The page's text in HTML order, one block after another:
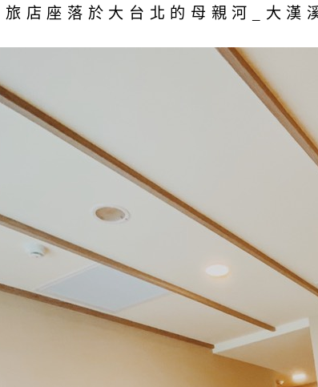
店座落於大台北的母親河_大